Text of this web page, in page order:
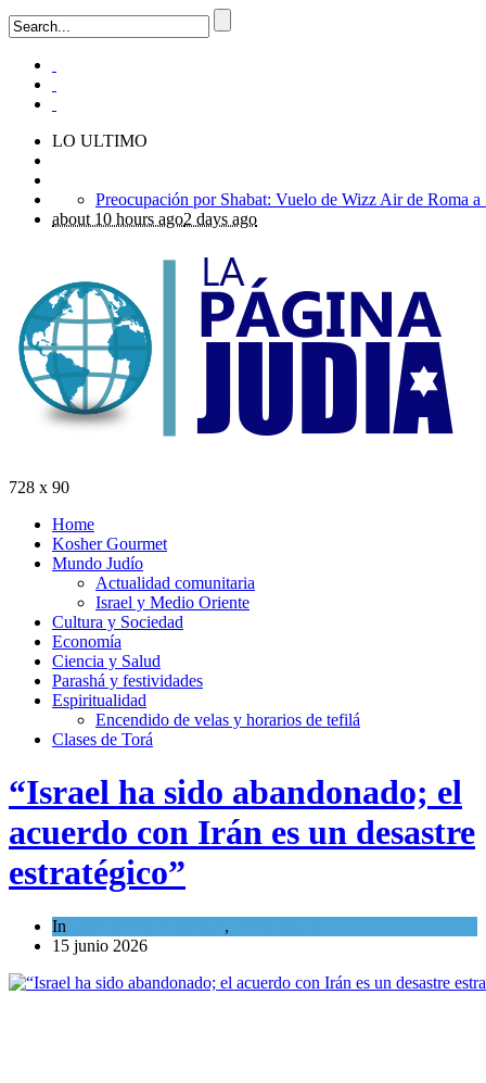
LO ULTIMO
about 10 hours ago2 days ago
728 x 90
Home
Kosher Gourmet
Mundo Judío
Actualidad comunitaria
Israel y Medio Oriente
Cultura y Sociedad
Economía
Ciencia y Salud
Parashá y festividades
Espiritualidad
Encendido de velas y horarios de tefilá
Clases de Torá
“Israel ha sido abandonado; el
acuerdo con Irán es un desastre
estratégico”
In ,
15 junio 2026